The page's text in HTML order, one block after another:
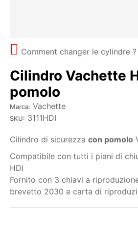
Comment changer le cylindre ?
Cilindro Vachette
pomolo
Marca: Vachette
SKU: 3111HDI
Cilindro di sicurezza con pomolo
Compatibile con tutti i piani di
HDI
Fornito con 3 chiavi a
brevetto 2030 e carta di